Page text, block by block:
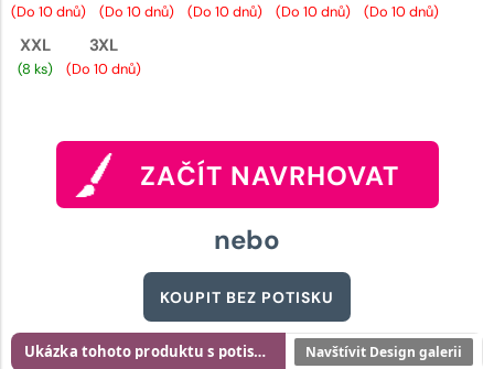
(Do 10 dnů) (Do 10 dnů) (Do 10 dnů) (Do 10 dnů) (Do 10 dnů)
XXL
(8 ks)
3XL
(Do 10 dnů)
ZAČÍT NAVRHOVAT
nebo
KOUPIT BEZ POTISKU
Ukázka tohoto produktu s potiskem Navštívit Design galerii